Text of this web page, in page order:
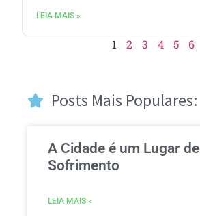
LEIA MAIS »
1 2 3 4 5 6
Posts Mais Populares:
A Cidade é um Lugar de
Sofrimento
LEIA MAIS »